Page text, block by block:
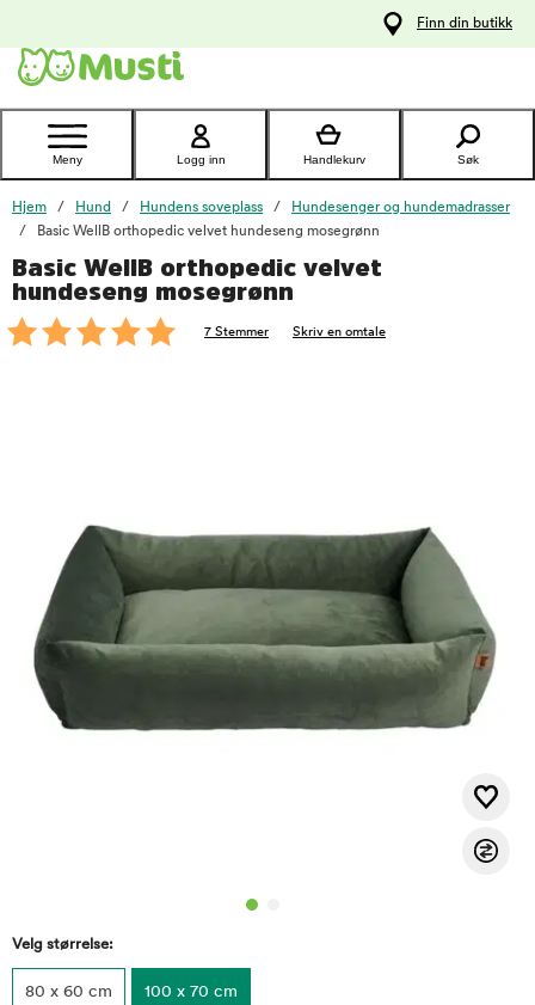
Kontakt
kundeservice
Finn din butikk
Meny Logg inn Handlekurv Søk
Hjem Hund Hundens soveplass
Hundesenger og hundemadrasser
Basic WellB orthopedic velvet hundeseng mosegrønn
Basic WellB orthopedic velvet
hundeseng mosegrønn
7 Stemmer Skriv en omtale
Velg størrelse:
80 x 60 cm 100 x 70 cm
foo